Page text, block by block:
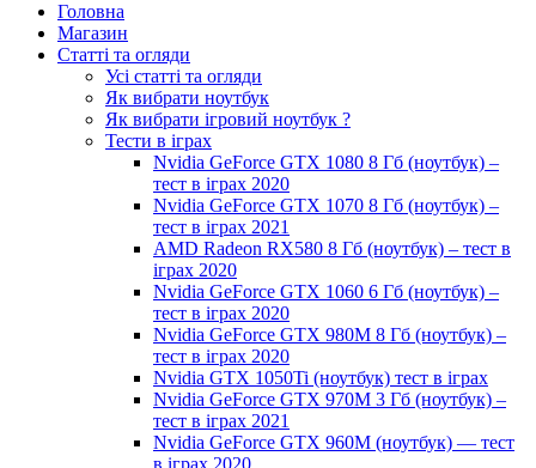
Головна
Магазин
Статті та огляди
Усі статті та огляди
Як вибрати ноутбук
Як вибрати ігровий ноутбук ?
Тести в іграх
Nvidia GeForce GTX 1080 8 Гб (ноутбук) –
тест в іграх 2020
Nvidia GeForce GTX 1070 8 Гб (ноутбук) –
тест в іграх 2021
AMD Radeon RX580 8 Гб (ноутбук) – тест в
іграх 2020
Nvidia GeForce GTX 1060 6 Гб (ноутбук) –
тест в іграх 2020
Nvidia GeForce GTX 980M 8 Гб (ноутбук) –
тест в іграх 2020
Nvidia GTX 1050Ti (ноутбук) тест в іграх
Nvidia GeForce GTX 970M 3 Гб (ноутбук) –
тест в іграх 2021
Nvidia GeForce GTX 960M (ноутбук) — тест
в іграх 2020